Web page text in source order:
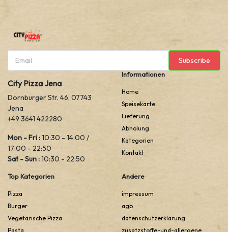
Subscribe
City Pizza Jena
Dornburger Str. 46, 07743
Jena
+49 3641 422280
Mon - Fri :10:30 - 14:00 /
17:00 - 22:50
Sat - Sun :10:30 - 22:50
Informationen
Home
Speisekarte
Lieferung
Abholung
Kategorien
Kontakt
Top Kategorien
Pizza
Burger
Vegetarische Pizza
Pasta
Andere
impressum
agb
datenschutzerklarung
zusatzstoffe-und-allergene